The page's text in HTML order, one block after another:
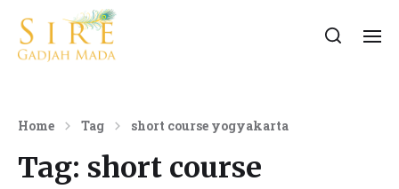
Home Tag short course yogyakarta
Tag: short course